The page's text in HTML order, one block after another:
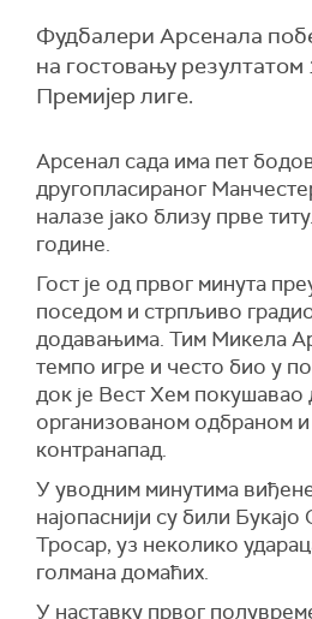
Фудбалери Арсенала
на гостовању резултатом
Премијер лиге.
Арсенал сада има пет
другопласираног
налазе јако близу прве
године.
Гост је од првог минута
поседом и стрпљиво
додавањима. Тим Микела
темпо игре и често био у
док је Вест Хем покушавао
организованом одбраном
контранапад.
У уводним минутима
најопаснији су били
Тросар, уз неколико
голмана домаћих.
У наставку првог